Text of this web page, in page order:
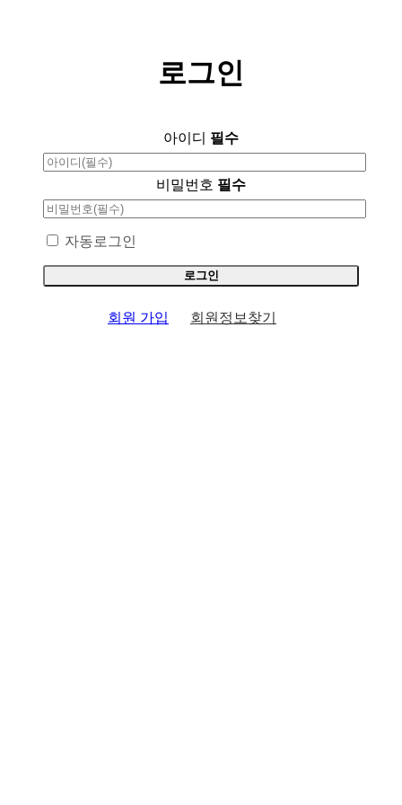
로그인
아이디 필수
비밀번호 필수
자동로그인
회원 가입 회원정보찾기